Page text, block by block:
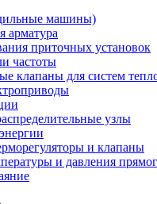
машины)
арматура
приточных установок
частоты
клапаны для систем
узлы
и клапаны
и давления